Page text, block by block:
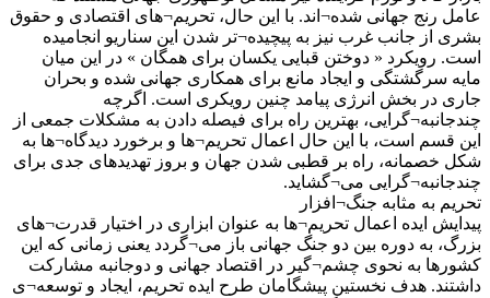
عامل رنج جهانی شده¬اند. با این حال، تحریم¬های اقتصادی و حقوق
بشری از جانب غرب نیز به پیچیده¬تر شدن این سناریو انجامیده
است. رویکرد « دوختن قبایی یکسان برای همگان » در این میان
مایه سرگشتگی و ایجاد مانع برای همکاری جهانی شده و بحران
جاری در بخش انرژی پیامد چنین رویکری است. اگرچه
چندجانبه¬گرایی، بهترین راه برای فیصله دادن به مشکلات جمعی از
این قسم است، با این حال اعمال تحریم¬ها و برخورد دیدگاه¬ها به
شکل خصمانه، راه بر قطبی شدن جهان و بروز تهدیدهای جدی برای
چندجانبه¬گرایی می¬گشاید.
تحریم به مثابه جنگ¬افزار
پیدایش ایده اعمال تحریم¬ها به عنوان ابزاری در اختیار قدرت¬های
بزرگ، به دوره بین دو جنگ جهانی باز می¬گردد یعنی زمانی که این
کشورها به نحوی چشم¬گیر در اقتصاد جهانی و دوجانبه مشارکت
داشتند. هدف نخستین پیشگامان طرح ایده تحریم، ایجاد و توسعه¬ی